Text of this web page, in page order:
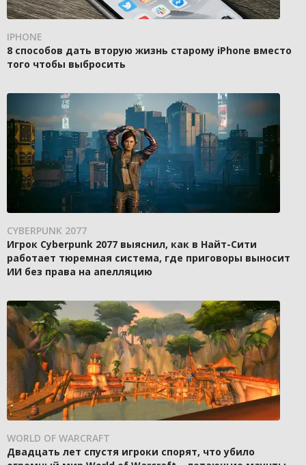
IPHONE
8 способов дать вторую жизнь старому iPhone вместо
того чтобы выбросить
CYBERPUNK 2077
Игрок Cyberpunk 2077 выяснил, как в Найт-Сити
работает тюремная система, где приговоры выносит
ИИ без права на апелляцию
WORLD OF WARCRAFT
Двадцать лет спустя игроки спорят, что убило